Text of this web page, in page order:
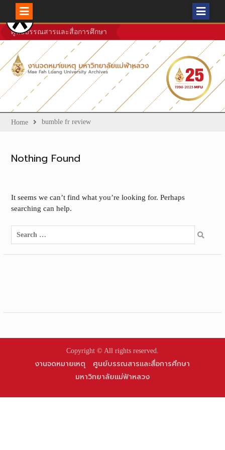
Skip
to
content
ศูนย์บรรณสารและสื่อการศึกษา
Home bumble fr review
Nothing Found
It seems we can’t find what you’re looking for. Perhaps
searching can help.
Search
for:
Copyright © All rights reserved.
งานจดหมายเหตุ
ศูนย์บรรณสารและสื่อการศึกษา
มหาวิทยาลัยแม่ฟ้าหลวง